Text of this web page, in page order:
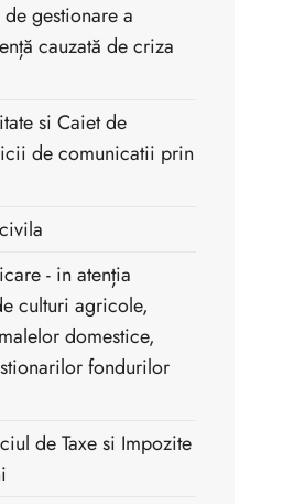
gestionare a
cauzată de criza
si Caiet de
de comunicatii prin
- in atenția
culturi agricole,
domestice,
fondurilor
de Taxe si Impozite